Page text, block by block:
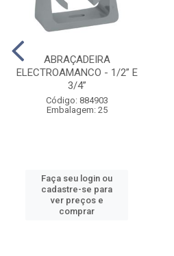
ABRAÇADEIRA
ELECTROAMANCO - 1/2” E
3/4”
Código: 884903
Embalagem: 25
Faça seu login ou
cadastre-se para
ver preços e
comprar